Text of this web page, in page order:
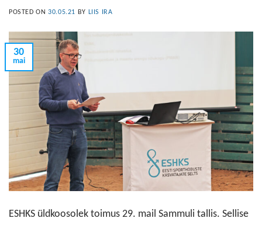
POSTED ON30.05.21 BY LIIS IRA
30
mai
ESHKS üldkoosolek toimus 29. mail Sammuli tallis. Sellise